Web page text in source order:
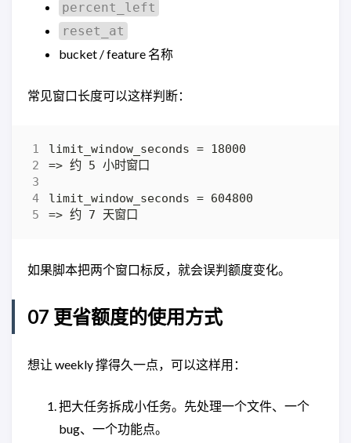
percent_left
reset_at
bucket / feature 名称
常见窗口长度可以这样判断：
如果脚本把两个窗口标反，就会误判额度变化。
07 更省额度的使用方式
想让 weekly 撑得久一点，可以这样用：
把大任务拆成小任务。先处理一个文件、一个
bug、一个功能点。